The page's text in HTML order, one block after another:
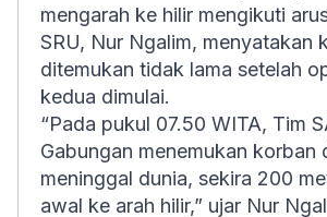
mengarah ke hilir mengikuti
SRU, Nur Ngalim, menyatakan
ditemukan tidak lama setelah
kedua dimulai.
“Pada pukul 07.50 WITA, Tim
Gabungan menemukan korban
meninggal dunia, sekira 200
awal ke arah hilir,” ujar Nur